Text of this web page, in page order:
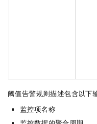
阈值告警规则描述包含以下
监控项名称